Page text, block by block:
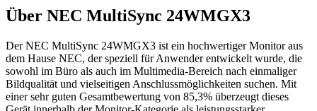
Über NEC MultiSync 24WMGX3
Der NEC MultiSync 24WMGX3 ist ein hochwertiger Monitor aus
dem Hause NEC, der speziell für Anwender entwickelt wurde, die
sowohl im Büro als auch im Multimedia-Bereich nach einmaliger
Bildqualität und vielseitigen Anschlussmöglichkeiten suchen. Mit
einer sehr guten Gesamtbewertung von 85,3% überzeugt dieses